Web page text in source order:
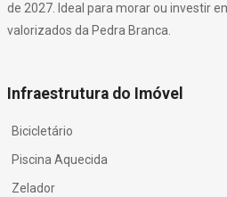
de 2027. Ideal para morar ou investir
valorizados da Pedra Branca.
Infraestrutura do Imóvel
Bicicletário
Piscina Aquecida
Zelador